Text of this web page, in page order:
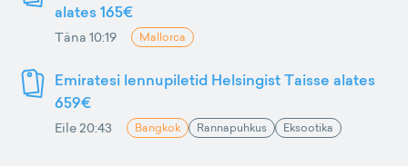
alates 165€
Täna 10:19 Mallorca
Emiratesi lennupiletid Helsingist Taisse alates
659€
Eile 20:43 Bangkok Rannapuhkus Eksootika